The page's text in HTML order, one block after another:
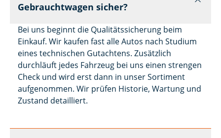
Gebrauchtwagen sicher?
Bei uns beginnt die Qualitätssicherung beim
Einkauf. Wir kaufen fast alle Autos nach Studium
eines technischen Gutachtens. Zusätzlich
durchläuft jedes Fahrzeug bei uns einen strengen
Check und wird erst dann in unser Sortiment
aufgenommen. Wir prüfen Historie, Wartung und
Zustand detailliert.